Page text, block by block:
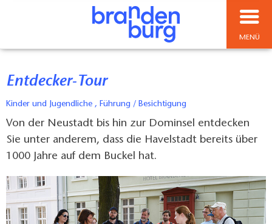
MENÜ
Entdecker-Tour
Kinder und Jugendliche , Führung / Besichtigung
Von der Neustadt bis hin zur Dominsel entdecken
Sie unter anderem, dass die Havelstadt bereits über
1000 Jahre auf dem Buckel hat.